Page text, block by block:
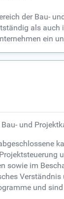
der Bau-
als auch
ein
und
sowie im
und